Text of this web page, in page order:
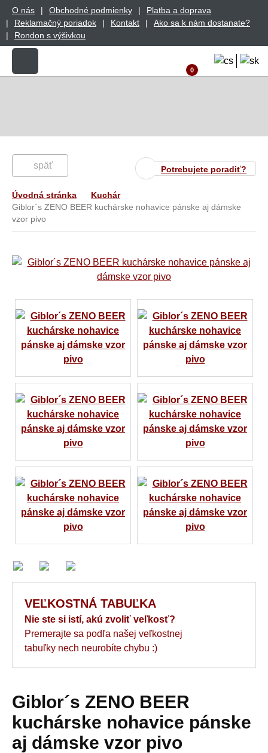
O nás Obchodné podmienky
Platba a doprava
Reklamačný poriadok
Kontakt
Ako sa k nám dostanate?
Rondon s výšivkou
0
Potrebujete poradiť?
späť
Úvodná stránka
Kuchár
Giblor´s ZENO BEER kuchárske nohavice pánske aj dámske
vzor pivo
Giblor´s ZENO BEER
kuchárske nohavice pánske
aj dámske vzor pivo
VEĽKOSTNÁ TABUĽKA
Nie ste si istí, akú zvoliť veľkosť?
Premerajte sa podľa našej veľkostnej
tabuľky nech neurobíte chybu :)